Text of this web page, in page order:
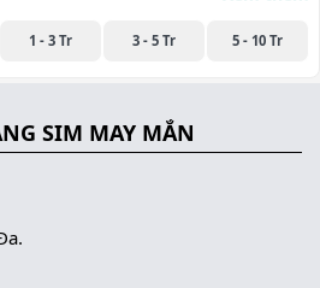
1 - 3 Tr 3 - 5 Tr 5 - 10 Tr
SIM MAY MẮN